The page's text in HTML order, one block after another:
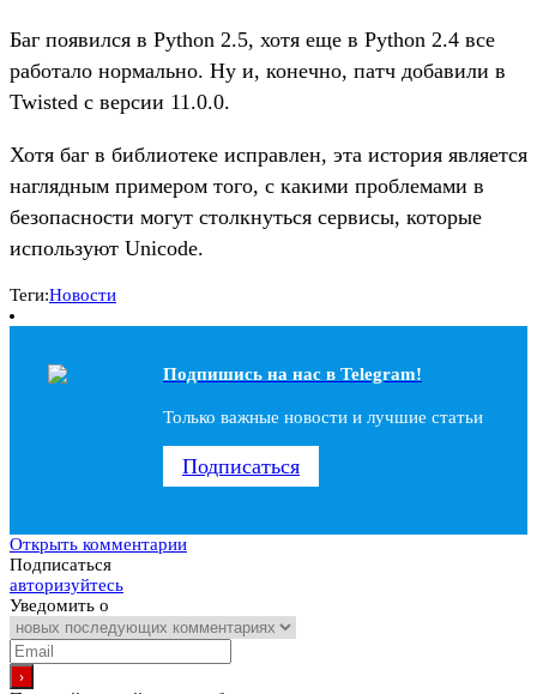
Баг появился в Python 2.5, хотя еще в Python 2.4 все
работало нормально. Ну и, конечно, патч добавили в
Twisted с версии 11.0.0.
Хотя баг в библиотеке исправлен, эта история является
наглядным примером того, с какими проблемами в
безопасности могут столкнуться сервисы, которые
используют Unicode.
Теги:Новости
Подпишись на наc в Telegram!
Только важные новости и лучшие статьи
Подписаться
Открыть комментарии
Подписаться
авторизуйтесь
Уведомить о